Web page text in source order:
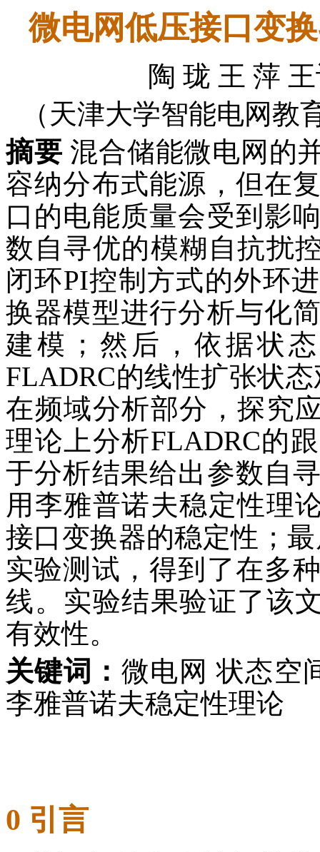
微电网低压接口变
陶 珑 王 萍
（天津大学智能电网教
摘要混合储能微电网的
容纳分布式能源，但在
口的电能质量会受到影
数自寻优的模糊自抗扰
闭环PI控制方式的外环
换器模型进行分析与化
建模；然后，依据状
FLADRC的线性扩张状
在频域分析部分，探究
理论上分析FLADRC的
于分析结果给出参数自
用李雅普诺夫稳定性理
接口变换器的稳定性；
实验测试，得到了在多
线。实验结果验证了该
有效性。
关键词： 微电网 状态空
李雅普诺夫稳定性理论
0 引言